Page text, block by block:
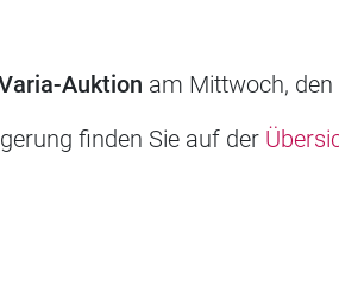
Auktion am Mittwoch, den
finden Sie auf der